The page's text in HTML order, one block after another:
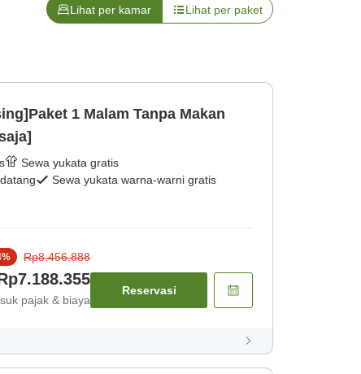
Lihat per kamar Lihat per paket
1 Malam Tanpa Makan
Sewa yukata gratis
Sewa yukata warna-warni gratis
% Rp8.456.888
pajak & biaya
Reservasi